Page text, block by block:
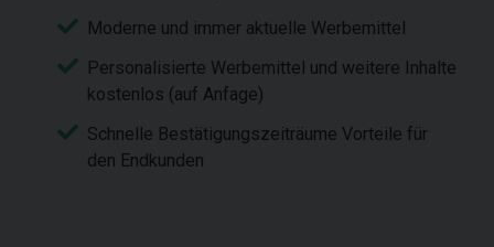
Moderne und immer aktuelle Werbemittel
Personalisierte Werbemittel und weitere Inhalte
kostenlos (auf Anfage)
Schnelle Bestätigungszeiträume Vorteile für
den Endkunden